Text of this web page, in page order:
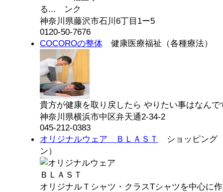
る...
神奈川県藤沢市石川6丁目1ー5
0120-50-7676
COCOROの整体 健康医療福祉（各種療法）
貴方が健康を取り戻したら やりたい事はなん
神奈川県横浜市中区弁天通2-34-2
045-212-0383
オリジナルウェア ＢＬＡＳＴ
ショッピング
ン）
オリジナルＴシャツ・クラスTシャツを中心